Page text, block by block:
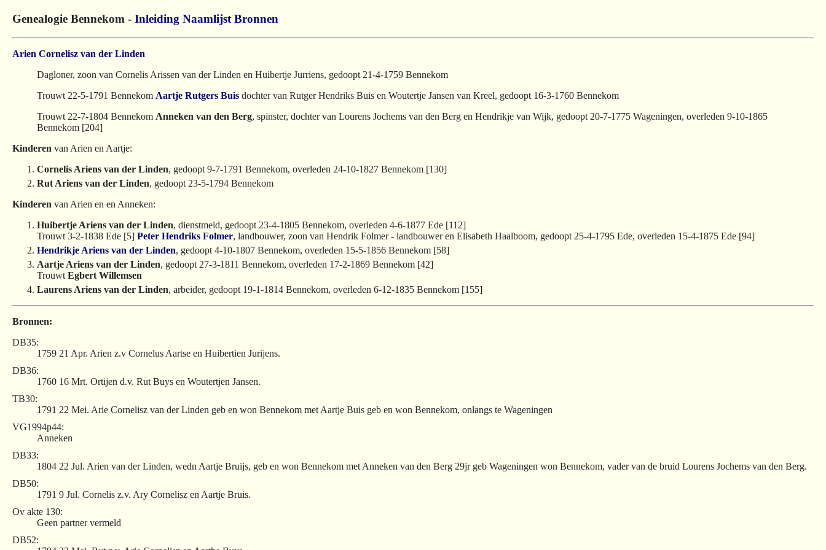
Genealogie Bennekom - Inleiding Naamlijst Bronnen
Arien Cornelisz van der Linden
Dagloner, zoon van Cornelis Arissen van der Linden en Huibertje Jurriens, gedoopt 21-4-1759 Bennekom
Trouwt 22-5-1791 Bennekom Aartje Rutgers Buis dochter van Rutger Hendriks Buis en Woutertje Jansen van Kreel, gedoopt 16-3-1760 Bennekom
Trouwt 22-7-1804 Bennekom Anneken van den Berg, spinster, dochter van Lourens Jochems van den Berg en Hendrikje van Wijk, gedoopt 20-7-1775 Wageningen, overleden 9-10-1865
Bennekom [204]
Kinderen van Arien en Aartje:
Cornelis Ariens van der Linden, gedoopt 9-7-1791 Bennekom, overleden 24-10-1827 Bennekom [130]
Rut Ariens van der Linden, gedoopt 23-5-1794 Bennekom
Kinderen van Arien en en Anneken:
Huibertje Ariens van der Linden, dienstmeid, gedoopt 23-4-1805 Bennekom, overleden 4-6-1877 Ede [112]
Trouwt 3-2-1838 Ede [5] Peter Hendriks Folmer, landbouwer, zoon van Hendrik Folmer - landbouwer en Elisabeth Haalboom, gedoopt 25-4-1795 Ede, overleden 15-4-1875 Ede [94]
Hendrikje Ariens van der Linden, gedoopt 4-10-1807 Bennekom, overleden 15-5-1856 Bennekom [58]
Aartje Ariens van der Linden, gedoopt 27-3-1811 Bennekom, overleden 17-2-1869 Bennekom [42]
Trouwt Egbert Willemsen
Laurens Ariens van der Linden, arbeider, gedoopt 19-1-1814 Bennekom, overleden 6-12-1835 Bennekom [155]
Bronnen:
DB35:
1759 21 Apr. Arien z.v Cornelus Aartse en Huibertien Jurijens.
DB36:
1760 16 Mrt. Ortijen d.v. Rut Buys en Woutertjen Jansen.
TB30:
1791 22 Mei. Arie Cornelisz van der Linden geb en won Bennekom met Aartje Buis geb en won Bennekom, onlangs te Wageningen
VG1994p44:
Anneken
DB33:
1804 22 Jul. Arien van der Linden, wedn Aartje Bruijs, geb en won Bennekom met Anneken van den Berg 29jr geb Wageningen won Bennekom, vader van de bruid Lourens Jochems van den Berg.
DB50:
1791 9 Jul. Cornelis z.v. Ary Cornelisz en Aartje Bruis.
Ov akte 130:
Geen partner vermeld
DB52: